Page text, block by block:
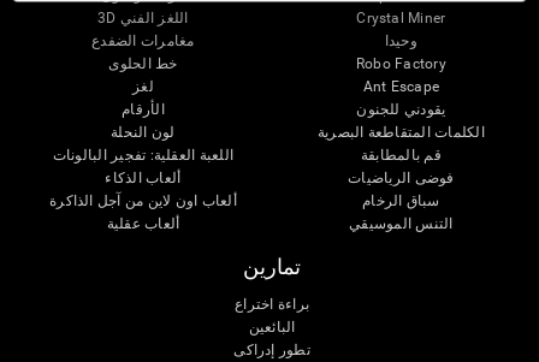
Crystal Miner
وحيدا
Robo Factory
Ant Escape
يقودني للجنون
الكلمات المتقاطعة البصرية
قم بالمطابقة
فوضى الرياضيات
سباق الرخام
التنس الموسيقي
اللغز الفني 3D
مغامرات الضفدع
خط الحلوى
لغز
الأرقام
لون النحلة
اللعبة العقلية: تفجير البالونات
ألعاب الذكاء
ألعاب اون لاين من آجل الذاكرة
ألعاب عقلية
تمارين
براءة اختراع
البائعين
تطور إدراكى